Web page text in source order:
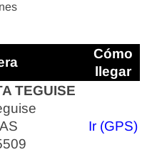
Cómo
llegar
TEGUISE
Ir (GPS)